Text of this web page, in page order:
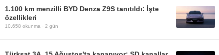
1.100 km menzilli BYD Denza Z9S tanıtıldı: İşte
özellikleri
10.658 okunma · 2 gün